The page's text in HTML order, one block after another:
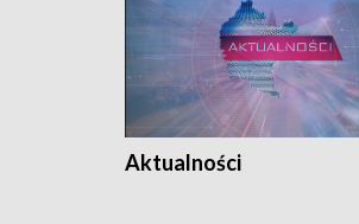
Aktualności